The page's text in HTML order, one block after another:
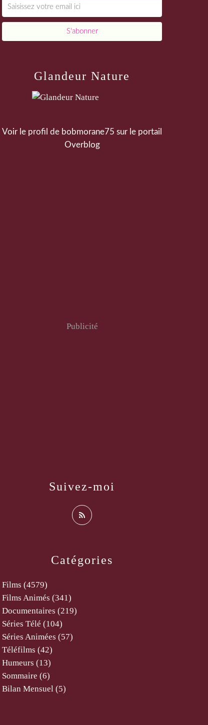
Catégories
Films (4579)
Films Animés (341)
Documentaires (219)
Séries Télé (104)
Séries Animées (57)
Téléfilms (42)
Humeurs (13)
Sommaire (6)
Bilan Mensuel (5)
Glandeur Nature
Voir le profil de bobmorane75 sur le portail
Overblog
Suivez-moi
Publicité